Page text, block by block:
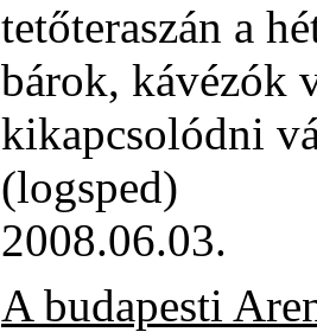
tetőteraszán a
bárok, kávézók
kikapcsolódni
(logsped)
2008.06.03.
A budapesti